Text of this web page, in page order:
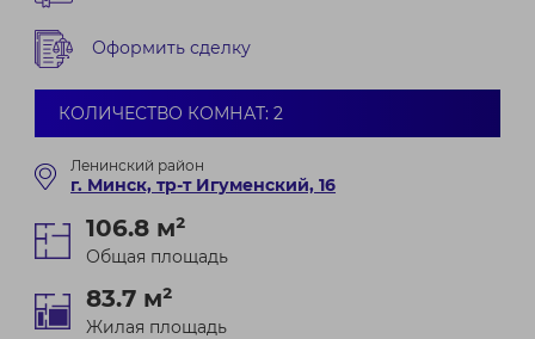
Оформить сделку
КОЛИЧЕСТВО КОМНАТ: 2
Ленинский район
г. Минск, тр-т Игуменский, 16
106.8 м²
Общая площадь
83.7 м²
Жилая площадь